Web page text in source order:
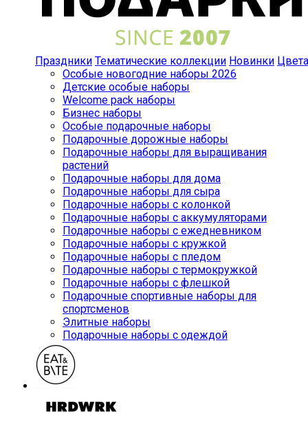
Праздники Тематические коллекции Новинки Цвета
Особые новогодние наборы 2026
Детские особые наборы
Welcome pack наборы
Бизнес наборы
Особые подарочные наборы
Подарочные дорожные наборы
Подарочные наборы для выращивания
растений
Подарочные наборы для дома
Подарочные наборы для сыра
Подарочные наборы с колонкой
Подарочные наборы с аккумуляторами
Подарочные наборы с ежедневником
Подарочные наборы с кружкой
Подарочные наборы с пледом
Подарочные наборы с термокружкой
Подарочные наборы с флешкой
Подарочные спортивные наборы для
спортсменов
Элитные наборы
Подарочные наборы с одеждой